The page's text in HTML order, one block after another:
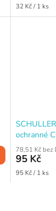
Měrná
cena:
32 Kč / 1 ks
ochranné
78,51 Kč bez
95 Kč
Měrná
95 Kč / 1 ks